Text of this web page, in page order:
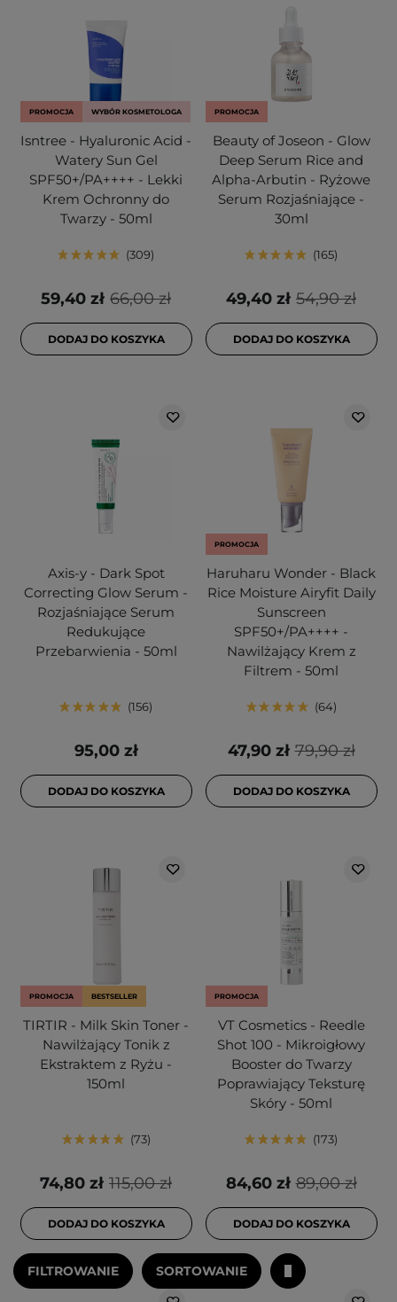
PROMOCJA WYBÓR KOSMETOLOGA
Isntree - Hyaluronic Acid -
Watery Sun Gel
SPF50+/PA++++ - Lekki
Krem Ochronny do
Twarzy - 50ml
309
66,00 zł
59,40 zł
DODAJ DO KOSZYKA
PROMOCJA
Beauty of Joseon - Glow
Deep Serum Rice and
Alpha-Arbutin - Ryżowe
Serum Rozjaśniające -
30ml
165
54,90 zł
49,40 zł
DODAJ DO KOSZYKA
Axis-y - Dark Spot
Correcting Glow Serum -
Rozjaśniające Serum
Redukujące
Przebarwienia - 50ml
156
95,00 zł
DODAJ DO KOSZYKA
PROMOCJA
Haruharu Wonder - Black
Rice Moisture Airyfit Daily
Sunscreen
SPF50+/PA++++ -
Nawilżający Krem z
Filtrem - 50ml
64
79,90 zł
47,90 zł
DODAJ DO KOSZYKA
PROMOCJA BESTSELLER
TIRTIR - Milk Skin Toner -
Nawilżający Tonik z
Ekstraktem z Ryżu -
150ml
73
115,00 zł
74,80 zł
DODAJ DO KOSZYKA
PROMOCJA
VT Cosmetics - Reedle
Shot 100 - Mikroigłowy
Booster do Twarzy
Poprawiający Teksturę
Skóry - 50ml
173
89,00 zł
84,60 zł
DODAJ DO KOSZYKA
FILTROWANIE SORTOWANIE